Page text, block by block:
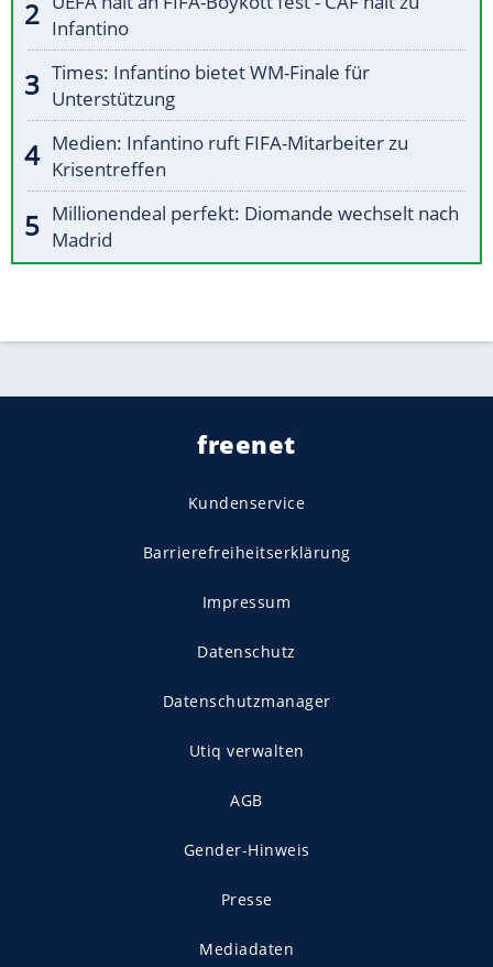
Infantino
Times: Infantino bietet WM-Finale für
Unterstützung
Medien: Infantino ruft FIFA-Mitarbeiter zu
Krisentreffen
Millionendeal perfekt: Diomande wechselt nach
Madrid
freenet
Kundenservice
Barrierefreiheitserklärung
Impressum
Datenschutz
Datenschutzmanager
Utiq verwalten
AGB
Gender-Hinweis
Presse
Mediadaten